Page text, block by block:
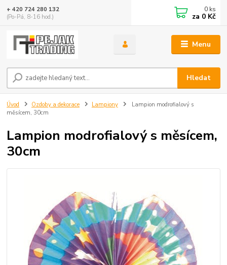
Menu
Hledat
+ 420 724 280 132
(Po-Pá, 8-16 hod.)
0 ks
za 0 Kč
Úvod Ozdoby a dekorace Lampiony
Lampion modrofialový s
měsícem, 30cm
Lampion modrofialový s měsícem,
30cm